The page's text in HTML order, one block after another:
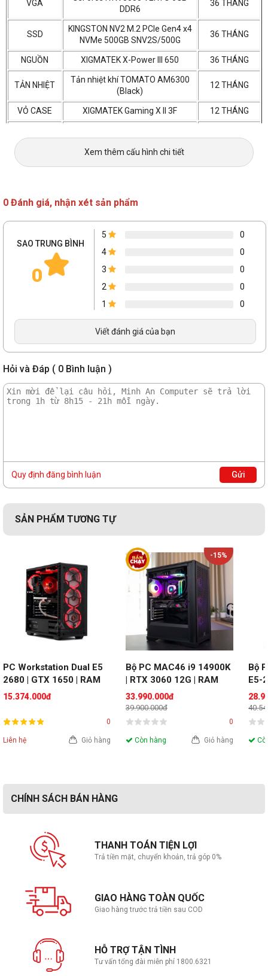
VGA
DDR6
36 THÁNG
SSD
KINGSTON NV2 M.2 PCIe Gen4 x4
NVMe 500GB SNV2S/500G
36 THÁNG
NGUỒN XIGMATEK X-Power III 650 36 THÁNG
TẢN NHIỆT
Tản nhiệt khí TOMATO AM6300
(Black)
12 THÁNG
VỎ CASE XIGMATEK Gaming X II 3F 12 THÁNG
Trung Quốc
Xem thêm cấu hình chi tiết
0 Đánh giá, nhận xét sản phẩm
SAO TRUNG BÌNH
0
5
0
4
0
3
0
2
0
1
0
Viết đánh giá của bạn
Hỏi và Đáp ( 0 Bình luận )
Quy định đăng bình luận Gửi
SẢN PHẨM TƯƠNG TỰ
PC Workstation Dual E5
2680 | GTX 1650 | RAM
32GB | SSD 250GB
15.374.000đ
0
Liên hệ Giỏ hàng
-15%
Bộ PC MAC46 i9 14900K
| RTX 3060 12G | RAM
32GB
33.990.000đ
39.900.000đ
0
Còn hàng Giỏ hàng
Bộ
E5-
CHÍNH SÁCH BÁN HÀNG
THANH TOÁN TIỆN LỢI
Trả tiền mặt, chuyển khoản, trả góp 0%
GIAO HÀNG TOÀN QUỐC
Giao hàng trước trả tiền sau COD
HỖ TRỢ TẬN TÌNH
Tư vấn tổng đài miễn phí 1800.6321